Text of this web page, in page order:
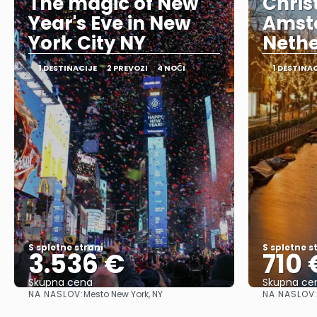
Year's Eve in New
York City NY
1 DESTINACIJE 2 PREVOZI 4 NOČI
S spletne strani
3.536 €
Skupna cena
Glej .
NA NASLOV:Mesto New York, NY
1
S spletne
710
Skupna
NA NASLOV: